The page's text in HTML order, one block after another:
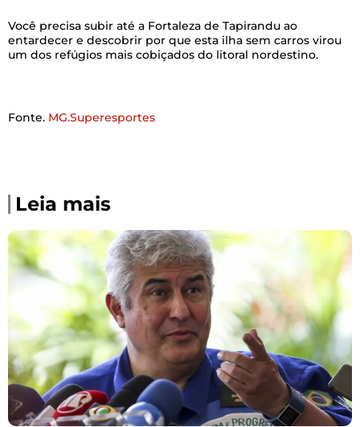
Você precisa subir até a Fortaleza de Tapirandu ao
entardecer e descobrir por que esta ilha sem carros virou
um dos refúgios mais cobiçados do litoral nordestino.
Fonte. MG.Superesportes
Leia mais